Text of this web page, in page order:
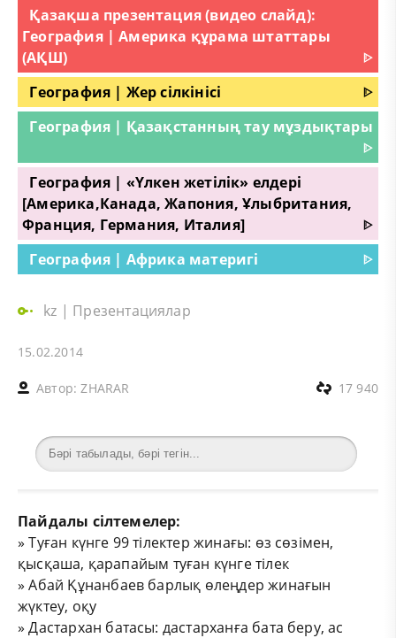
Қазақша презентация (видео слайд):
География | Америка құрама штаттары
(АҚШ)
ᐈ
География | Жер сілкінісі
ᐈ
География | Қазақстанның тау мұздықтары
ᐈ
География | «Үлкен жетілік» елдері
[Америка,Канада, Жапония, Ұлыбритания,
Франция, Германия, Италия]
ᐈ
География | Африка материгі
ᐈ
kz | Презентациялар
15.02.2014
Автор:ZHARAR 17 940
Пайдалы сілтемелер:
»Туған күнге 99 тілектер жинағы: өз сөзімен,
қысқаша, қарапайым туған күнге тілек
»Абай Құнанбаев барлық өлеңдер жинағын
жүктеу, оқу
»Дастархан батасы: дастарханға бата беру, ас